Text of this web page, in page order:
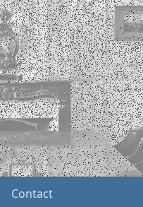
Contact